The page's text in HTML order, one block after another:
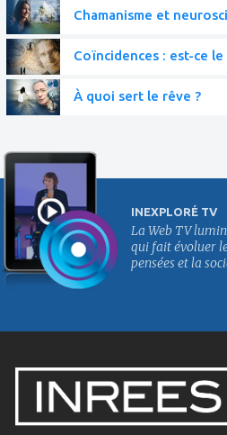
Chamanisme et
Coïncidences : est-ce le
À quoi sert le rêve ?
INEXPLORÉ TV
La Web TV
qui fait évoluer
pensées et la